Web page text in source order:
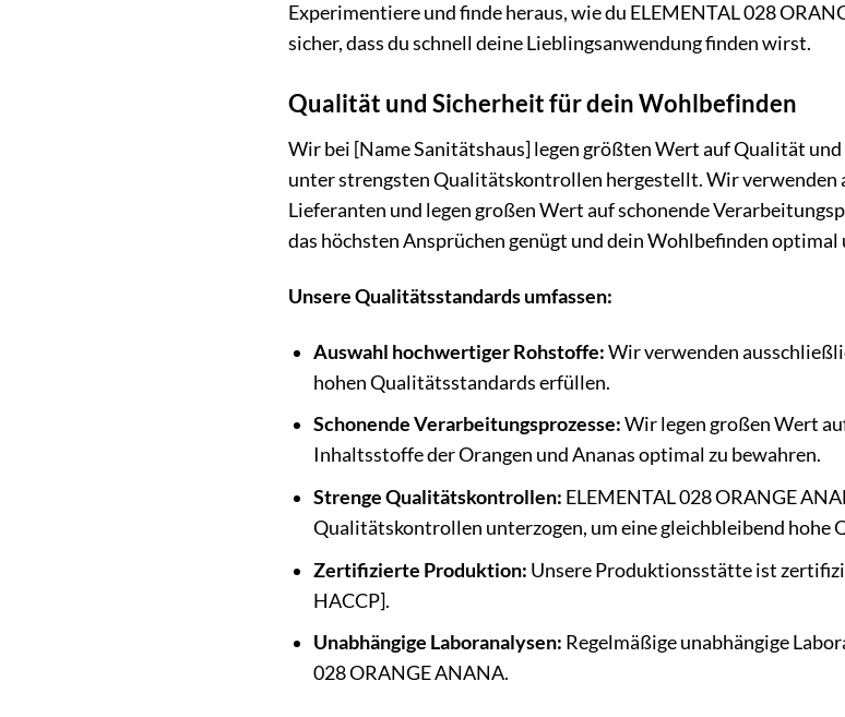
Experimentiere und finde heraus, wie du ELEMENTAL 028
sicher, dass du schnell deine Lieblingsanwendung finden wirst.
Qualität und Sicherheit für dein Wohlbefinden
Wir bei [Name Sanitätshaus] legen größten Wert auf Qualität
unter strengsten Qualitätskontrollen hergestellt. Wir
Lieferanten und legen großen Wert auf schonende
das höchsten Ansprüchen genügt und dein Wohlbefinden
Unsere Qualitätsstandards umfassen:
Auswahl hochwertiger Rohstoffe:Wir verwenden
hohen Qualitätsstandards erfüllen.
Schonende Verarbeitungsprozesse:Wir legen großen Wert
Inhaltsstoffe der Orangen und Ananas optimal zu bewahren.
Strenge Qualitätskontrollen: ELEMENTAL 028 ORANGE
Qualitätskontrollen unterzogen, um eine gleichbleibend hohe
Zertifizierte Produktion: Unsere Produktionsstätte ist
HACCP].
Unabhängige Laboranalysen: Regelmäßige unabhängige
028 ORANGE ANANA.